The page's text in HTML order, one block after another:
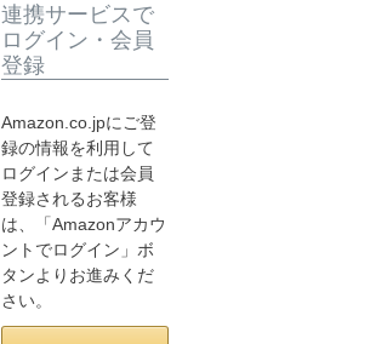
連携サービスで
ログイン・会員
登録
Amazon.co.jpにご登
録の情報を利用して
ログインまたは会員
登録されるお客様
は、「Amazonアカウ
ントでログイン」ボ
タンよりお進みくだ
さい。